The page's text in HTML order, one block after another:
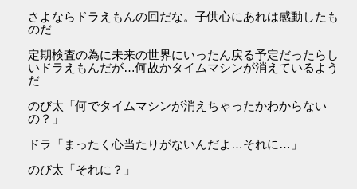
さよならドラえもんの回だな。子供心にあれは感動したも
のだ
定期検査の為に未来の世界にいったん戻る予定だったらし
いドラえもんだが…何故かタイムマシンが消えているよう
だ
のび太「何でタイムマシンが消えちゃったかわからない
の？」
ドラ「まったく心当たりがないんだよ…それに…」
のび太「それに？」